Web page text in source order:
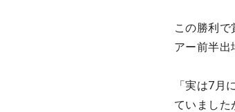
この勝利
アー前半出
「実は7月
ていました